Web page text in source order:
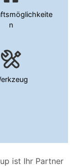
ist Ihr Partner
n